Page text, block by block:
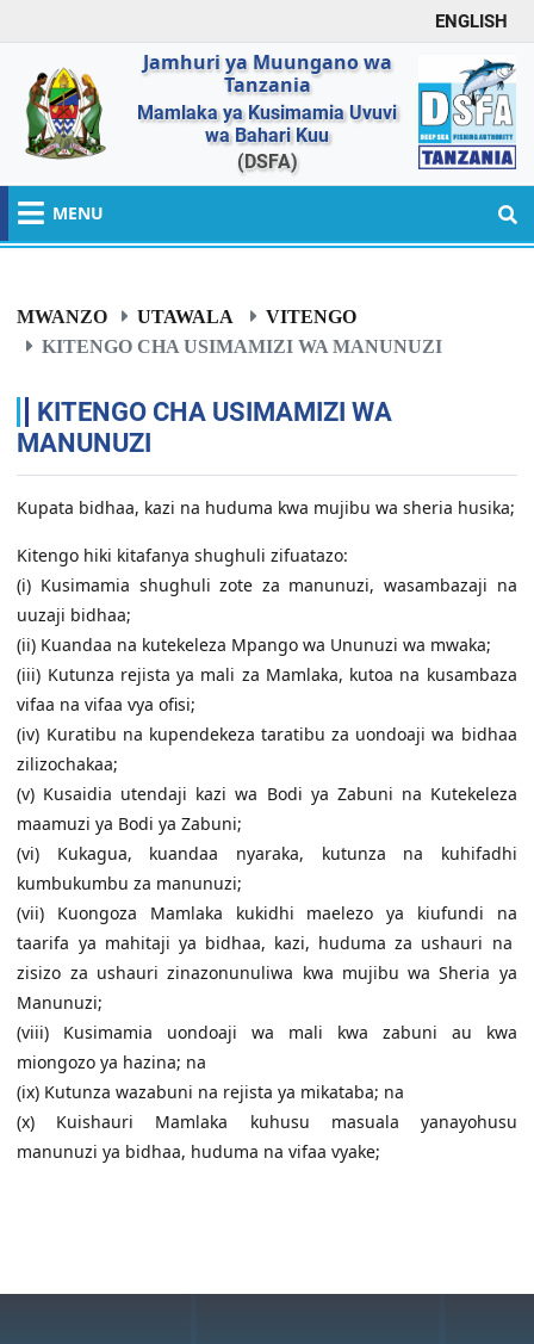
ENGLISH
Jamhuri ya Muungano wa
Tanzania
Mamlaka ya Kusimamia Uvuvi
wa Bahari Kuu
(DSFA)
MENU
MWANZO UTAWALA
VITENGO
KITENGO CHA USIMAMIZI WA MANUNUZI
KITENGO CHA USIMAMIZI WA
MANUNUZI
Kupata bidhaa, kazi na huduma kwa mujibu wa sheria husika;
Kitengo hiki kitafanya shughuli zifuatazo:
(i) Kusimamia shughuli zote za manunuzi, wasambazaji na
uuzaji bidhaa;
(ii) Kuandaa na kutekeleza Mpango wa Ununuzi wa mwaka;
(iii) Kutunza rejista ya mali za Mamlaka, kutoa na kusambaza
vifaa na vifaa vya ofisi;
(iv) Kuratibu na kupendekeza taratibu za uondoaji wa bidhaa
zilizochakaa;
(v) Kusaidia utendaji kazi wa Bodi ya Zabuni na Kutekeleza
maamuzi ya Bodi ya Zabuni;
(vi) Kukagua, kuandaa nyaraka, kutunza na kuhifadhi
kumbukumbu za manunuzi;
(vii) Kuongoza Mamlaka kukidhi maelezo ya kiufundi na
taarifa ya mahitaji ya bidhaa, kazi, huduma za ushauri na
zisizo za ushauri zinazonunuliwa kwa mujibu wa Sheria ya
Manunuzi;
(viii) Kusimamia uondoaji wa mali kwa zabuni au kwa
miongozo ya hazina; na
(ix) Kutunza wazabuni na rejista ya mikataba; na
(x) Kuishauri Mamlaka kuhusu masuala yanayohusu
manunuzi ya bidhaa, huduma na vifaa vyake;